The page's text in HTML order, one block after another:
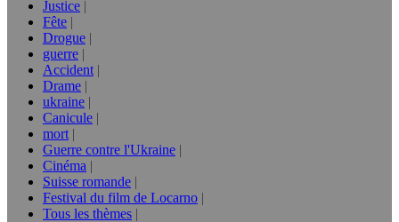
Justice
Fête
Drogue
guerre
Accident
Drame
ukraine
Canicule
mort
Guerre contre l'Ukraine
Cinéma
Suisse romande
Festival du film de Locarno
Tous les thèmes